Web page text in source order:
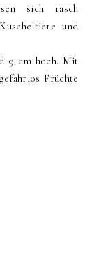
sich rasch
und
9 cm hoch. Mit
Früchte